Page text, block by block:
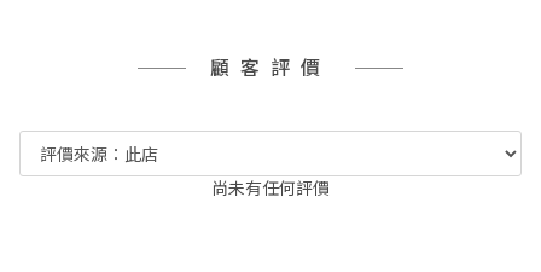
顧客評價
尚未有任何評價